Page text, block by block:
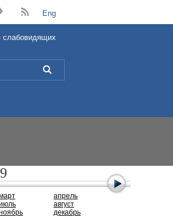
B Eng
L
слабовидящих
апрель
август
декабрь